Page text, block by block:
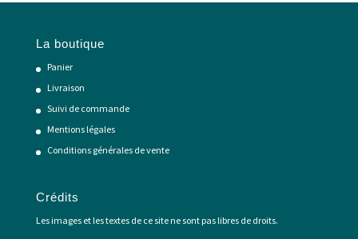
La boutique
Panier
Livraison
Suivi de commande
Mentions légales
Conditions générales de vente
Crédits
Les images et les textes de ce site ne sont pas libres de droits.